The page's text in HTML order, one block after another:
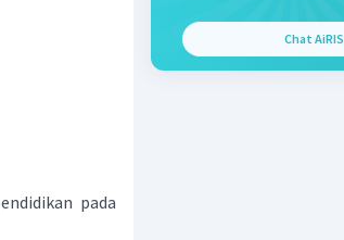
pada
Chat AiRIS